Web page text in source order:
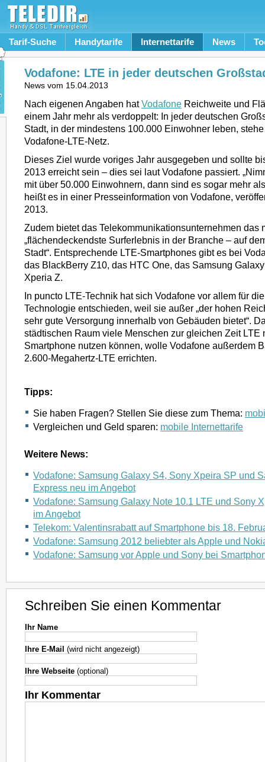
Tarif-Suche Handytarife Internettarife News
Vodafone: LTE in jeder deutschen
News vom 15.04.2013
Nach eigenen Angaben hatVodafone Reichweite und
einem Jahr mehr als verdoppelt: In jeder deutschen
Stadt, in der mindestens 100.000 Einwohner leben,
Vodafone-LTE-Netz.
Dieses Ziel wurde voriges Jahr ausgegeben und sollte
2013 erreicht sein – dies sei laut Vodafone passiert.
mit über 50.000 Einwohnern, dann sind es sogar mehr
heißt es in einer Presseinformation von Vodafone,
2013.
Zudem bietet das Telekommunikationsunternehmen das
„flächendeckendste Surferlebnis in der Branche – auf
Stadt“. Entsprechende LTE-Smartphones gibt es bei
das BlackBerry Z10, das HTC One, das Samsung
Xperia Z.
In puncto LTE-Technik hat sich Vodafone vor allem für
Technologie entschieden, weil sie außer „der hohen
sehr gute Versorgung innerhalb von Gebäuden bietet“.
städtischen Raum viele Menschen zur gleichen Zeit LTE
Smartphone nutzen können, wolle Vodafone außerdem
2.600-Megahertz-LTE errichten.
Tipps:
Sie haben Fragen? Stellen Sie diese zum Thema:
Vergleichen und Geld sparen: mobile Internettarife
Weitere News:
Vodafone: Samsung Galaxy S4, Sony Xpeira SP und
Express neu im Angebot
Vodafone: Samsung Galaxy Note 10.1 LTE und Sony
im Angebot
Telekom: Valentinsrabatt auf Smartphone bis 18.
Vodafone: Samsung 2012 beliebter als Apple und
Vodafone: Samsung vor Apple und Sony bei
Schreiben Sie einen Kommentar
Ihr Name
Ihre E-Mail (wird nicht angezeigt)
Ihre Webseite (optional)
Ihr Kommentar